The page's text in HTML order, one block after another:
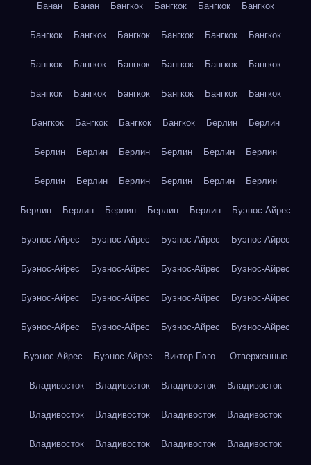
Банан Банан Бангкок Бангкок Бангкок Бангкок
Бангкок Бангкок Бангкок Бангкок Бангкок Бангкок
Бангкок Бангкок Бангкок Бангкок Бангкок Бангкок
Бангкок Бангкок Бангкок Бангкок Бангкок Бангкок
Бангкок Бангкок Бангкок Бангкок Берлин Берлин
Берлин Берлин Берлин Берлин Берлин Берлин
Берлин Берлин Берлин Берлин Берлин Берлин
Берлин Берлин Берлин Берлин Берлин Буэнос-Айрес
Буэнос-Айрес Буэнос-Айрес Буэнос-Айрес Буэнос-Айрес
Буэнос-Айрес Буэнос-Айрес Буэнос-Айрес Буэнос-Айрес
Буэнос-Айрес Буэнос-Айрес Буэнос-Айрес Буэнос-Айрес
Буэнос-Айрес Буэнос-Айрес Буэнос-Айрес Буэнос-Айрес
Буэнос-Айрес Буэнос-Айрес Виктор Гюго — Отверженные
Владивосток Владивосток Владивосток Владивосток
Владивосток Владивосток Владивосток Владивосток
Владивосток Владивосток Владивосток Владивосток